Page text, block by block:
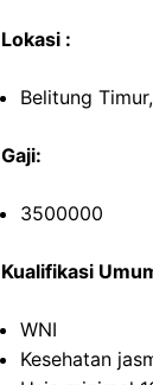
Lokasi :
Belitung
Gaji:
3500000
Kualifikasi
WNI
Kesehatan